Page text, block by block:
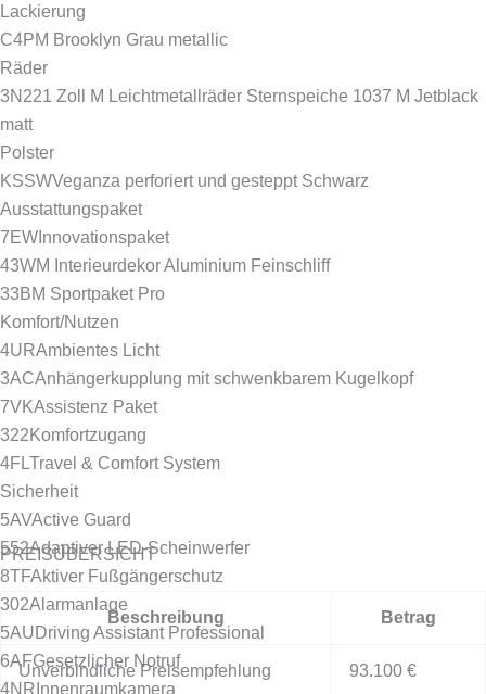
Lackierung
C4PM Brooklyn Grau metallic
Räder
3N221 Zoll M Leichtmetallräder Sternspeiche 1037 M Jetblack
matt
Polster
KSSWVeganza perforiert und gesteppt Schwarz
Ausstattungspaket
7EW Innovationspaket
43WM Interieurdekor Aluminium Feinschliff
33BM Sportpaket Pro
Komfort/Nutzen
4URAmbientes Licht
3ACAnhängerkupplung mit schwenkbarem Kugelkopf
7VKAssistenz Paket
322 Komfortzugang
4FLTravel & Comfort System
Sicherheit
5AVActive Guard
552Adaptiver LED-Scheinwerfer
8TFAktiver Fußgängerschutz
302Alarmanlage
5AU Driving Assistant Professional
6AFGesetzlicher Notruf
4NR Innenraumkamera
PREISÜBERSICHT
Beschreibung Betrag
Unverbindliche Preisempfehlung 93.100 €